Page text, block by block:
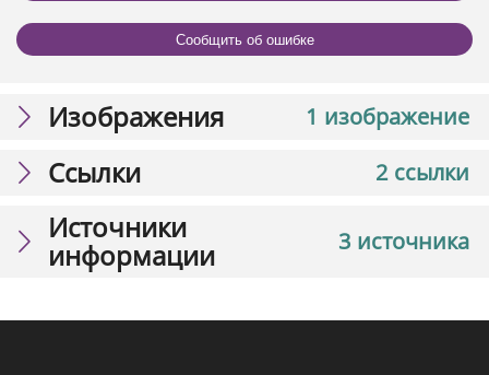
Сообщить об ошибке
1 изображение
Изображения
2 ссылки
Ссылки
3 источника
Источники
информации